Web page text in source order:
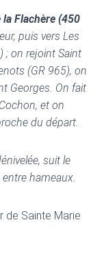
Flachère (450
puis vers Les
; on rejoint Saint
(GR 965), on
Georges. On fait
et on
du départ
suit le
hameaux.
de Sainte Marie